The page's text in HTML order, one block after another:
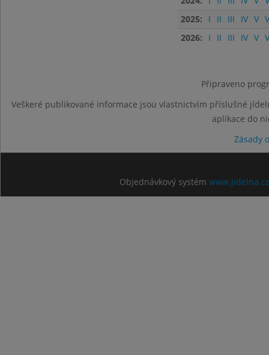
2025:
I II III IV V
2026:
I II III IV V
Připraveno
Veškeré publikované informace jsou vlastnictvím příslušné
aplikace do
Zásady
Objednávkový systém www.jidelna.cz